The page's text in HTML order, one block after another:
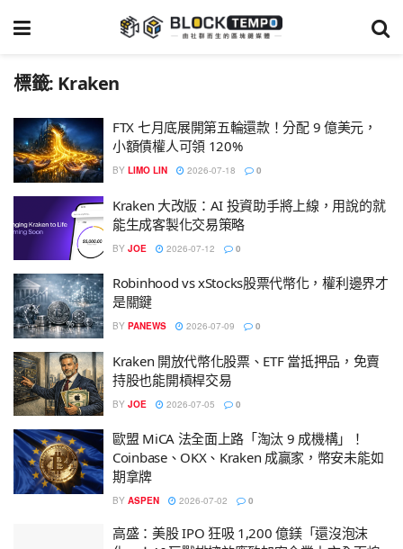
標籤: Kraken
FTX 七月底展開第五輪還款！分配 9 億美元，
小額債權人可領 120%
BY LIMO LIN 2026-07-18 0
Kraken 大改版：AI 投資助手將上線，用說的就
能生成客製化交易策略
BY JOE 2026-07-12 0
Robinhood vs xStocks股票代幣化，權利邊界才
是關鍵
BY PANEWS 2026-07-09 0
Kraken 開放代幣化股票、ETF 當抵押品，免賣
持股也能開槓桿交易
BY JOE 2026-07-05 0
歐盟 MiCA 法全面上路「淘汰 9 成機構」！
Coinbase、OKX、Kraken 成贏家，幣安未能如
期拿牌
BY ASPEN 2026-07-02 0
高盛：美股 IPO 狂吸 1,200 億鎂「還沒泡沫